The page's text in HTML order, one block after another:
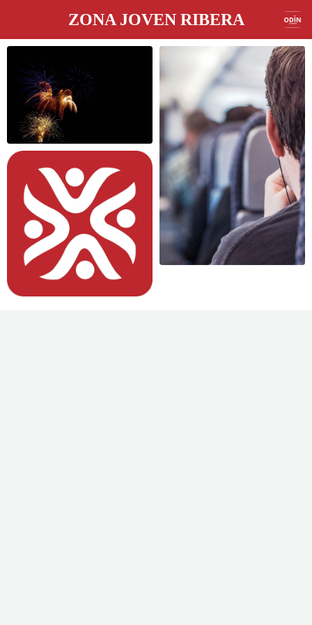
ZONA JOVEN RIBERA